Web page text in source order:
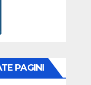
PAGINI